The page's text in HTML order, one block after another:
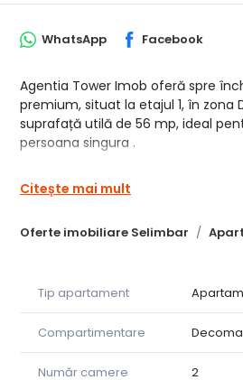
Oferte imobiliare Selimbar
WhatsApp Facebook
Agentia Tower Imob oferă spre
premium, situat la etajul 1, în zona
suprafață utilă de 56 mp, ideal
persoana singura .
Bucătărie închisă
Balcon
Apartamentul este amenajat cu
complet mobilat și utilat, fiind
imediată.
Citește mai mult
Tip apartament
Compartimentare
Număr camere 2